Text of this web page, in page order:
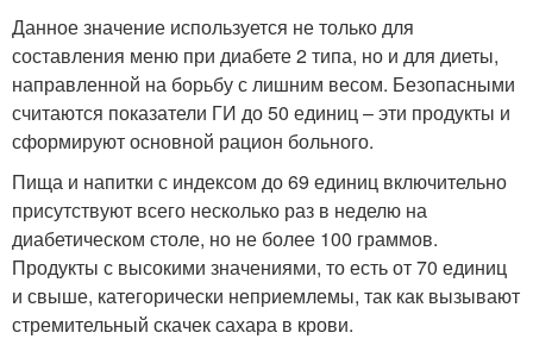
Данное значение используется не только для
составления меню при диабете 2 типа, но и для диеты,
направленной на борьбу с лишним весом. Безопасными
считаются показатели ГИ до 50 единиц – эти продукты и
сформируют основной рацион больного.
Пища и напитки с индексом до 69 единиц включительно
присутствуют всего несколько раз в неделю на
диабетическом столе, но не более 100 граммов.
Продукты с высокими значениями, то есть от 70 единиц
и свыше, категорически неприемлемы, так как вызывают
стремительный скачек сахара в крови.